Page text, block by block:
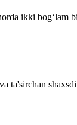
ikki bogʻlam
ta'sirchan